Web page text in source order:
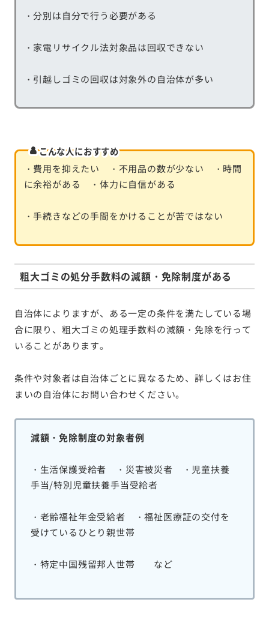
・分別は自分で行う必要がある
・家電リサイクル法対象品は回収できない
・引越しゴミの回収は対象外の自治体が多い
こんな人におすすめ
・費用を抑えたい ・不用品の数が少ない ・時間
に余裕がある ・体力に自信がある
・手続きなどの手間をかけることが苦ではない
粗大ゴミの処分手数料の減額・免除制度がある
自治体によりますが、ある一定の条件を満たしている場
合に限り、粗大ゴミの処理手数料の減額・免除を行って
いることがあります。
条件や対象者は自治体ごとに異なるため、詳しくはお住
まいの自治体にお問い合わせください。
減額・免除制度の対象者例
・生活保護受給者 ・災害被災者 ・児童扶養
手当/特別児童扶養手当受給者
・老齢福祉年金受給者 ・福祉医療証の交付を
受けているひとり親世帯
・特定中国残留邦人世帯 など